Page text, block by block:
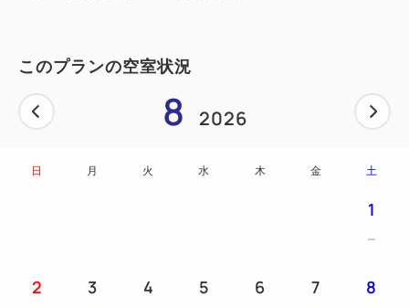
ビジネスや広島観光の拠点に最適。食事なしで気軽に
ご利用いただけます。
■全室バス・トイレ別の独立型バスルーム完備
このプランの空室状況
8 2026
日 月 火 水 木 金 土
1
2 3 4 5 6 7 8